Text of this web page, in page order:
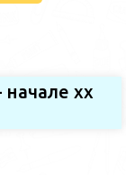
начале хх